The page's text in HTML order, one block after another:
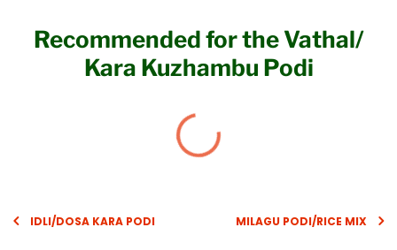
Recommended for the Vathal/
Kara Kuzhambu Podi
IDLI/DOSA KARA PODI MILAGU PODI/RICE MIX